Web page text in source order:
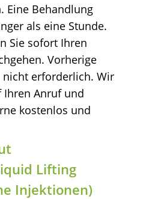
Eine Behandlung
als eine Stunde.
Sie sofort Ihren
Vorherige
nicht erforderlich. Wir
Anruf und
kostenlos und
Lifting
Injektionen)